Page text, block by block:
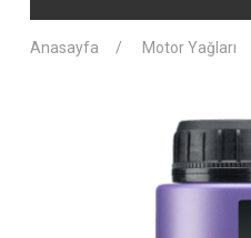
Anasayfa Motor Yağları